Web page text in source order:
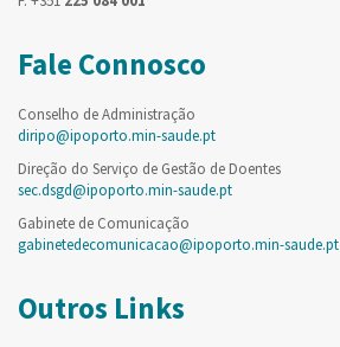
Fale Connosco
Conselho de Administração
diripo@ipoporto.min-saude.pt
Direção do Serviço de Gestão de Doentes
sec.dsgd@ipoporto.min-saude.pt
Gabinete de Comunicação
gabinetedecomunicacao@ipoporto.min-saude.pt
Outros Links